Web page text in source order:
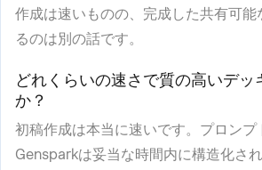
作成は速いものの、完成した共有可能
るのは別の話です。
どれくらいの速さで質の高いデッ
か？
初稿作成は本当に速いです。プロンプ
Gensparkは妥当な時間内に構造化さ